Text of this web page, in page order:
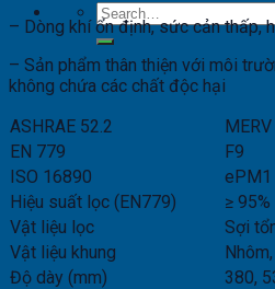
Search
for:
– Dòng khí ổn định, sức cản thấp,
– Sản phẩm thân thiện với môi
không chứa các chất độc hại
ASHRAE 52.2
EN 779
F9
ISO 16890
ePM1
Hiệu suất lọc (EN779)
≥ 95%
Vật liệu lọc
Sợi
Vật liệu khung
Độ dày (mm)
380,